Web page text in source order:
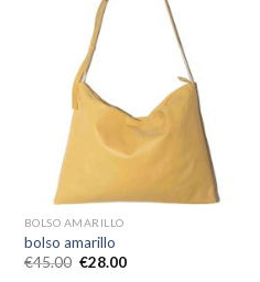
BOLSO AMARILLO
bolso amarillo
€45.00 €28.00